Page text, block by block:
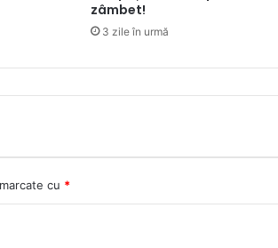
zâmbet!
3 zile în urmă
cu *